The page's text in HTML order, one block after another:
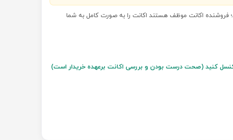
فروشنده اکانت موظف هستند اکانت را به صورت کامل به شما
کنسل کنید (صحت درست بودن و بررسی اکانت برعهده خریدار است)